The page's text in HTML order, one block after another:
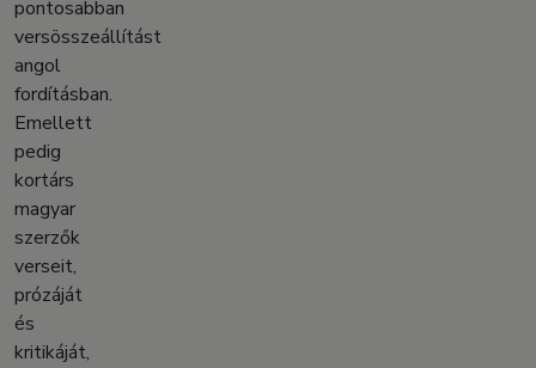
pontosabban
versösszeállítást
angol
fordításban.
Emellett
pedig
kortárs
magyar
szerzők
verseit,
prózáját
és
kritikáját,